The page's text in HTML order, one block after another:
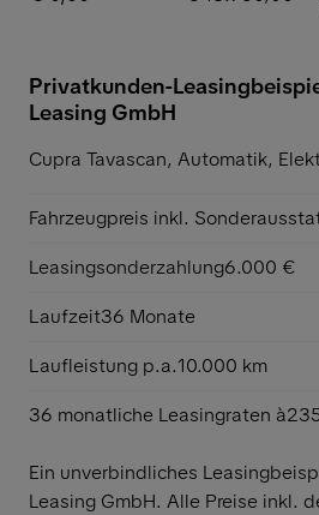
Privatkunden-
Leasing GmbH
Cupra Tavascan, Automatik,
Fahrzeugpreis inkl.
Leasingsonderzahlung6.000 €
Laufzeit36 Monate
Laufleistung p.a.10.000 km
36 monatliche Leasingraten à
Ein unverbindliches
Leasing GmbH. Alle Preise inkl.